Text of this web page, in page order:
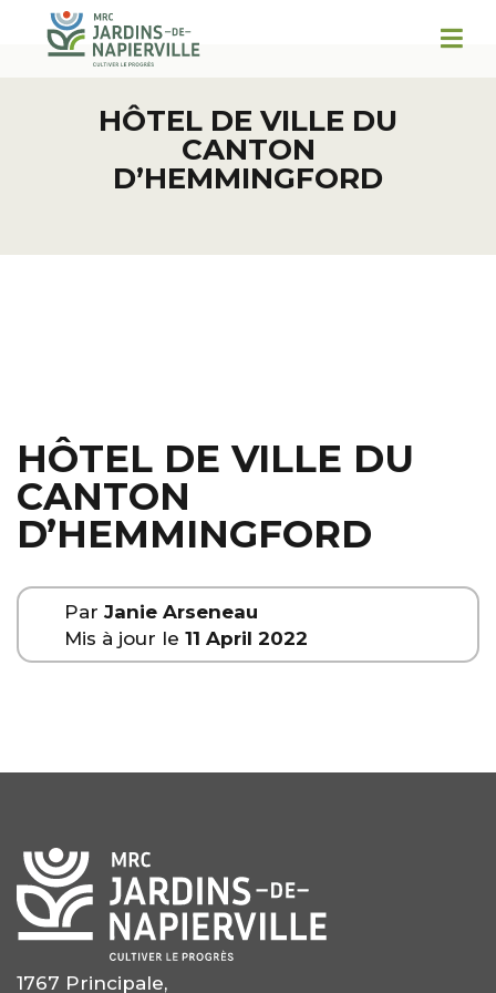
HÔTEL DE VILLE DU
CANTON
D’HEMMINGFORD
HÔTEL DE VILLE DU
CANTON
D’HEMMINGFORD
Par Janie Arseneau
Mis à jour le 11 April 2022
1767 Principale,